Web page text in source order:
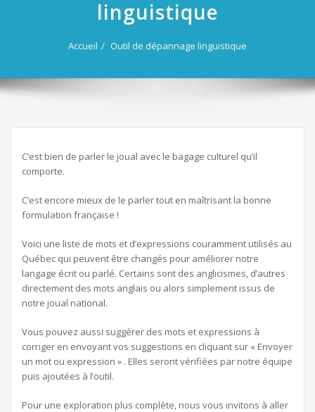
linguistique
Accueil Outil de dépannage linguistique
C’est bien de parler le joual avec le bagage culturel qu’il
comporte.
C’est encore mieux de le parler tout en maîtrisant la bonne
formulation française !
Voici une liste de mots et d’expressions couramment utilisés au
Québec qui peuvent être changés pour améliorer notre
langage écrit ou parlé. Certains sont des anglicismes, d’autres
directement des mots anglais ou alors simplement issus de
notre joual national.
Vous pouvez aussi suggérer des mots et expressions à
corriger en envoyant vos suggestions en cliquant sur « Envoyer
un mot ou expression » . Elles seront vérifiées par notre équipe
puis ajoutées à l’outil.
Pour une exploration plus complète, nous vous invitons à aller